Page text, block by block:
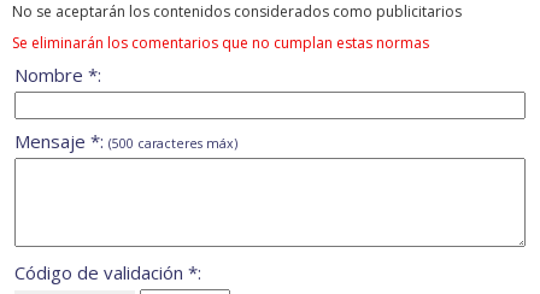
No se aceptarán los contenidos considerados como publicitarios
Se eliminarán los comentarios que no cumplan estas normas
Nombre *:
Mensaje *: (500 caracteres máx)
Código de validación *: